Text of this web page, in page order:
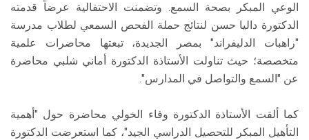
الوعي المبكر بصحة السمع. وتضمنت الاحتفالية عرضاً قدمته
الدكتورة داليا حسن لنتائج حملة الفحص السمعي لطلاب مدرسة
"راهبات الدليفراند" بمصر الجديدة، تبعتها محاضرات علمية
متخصصة؛ حيث تناولت الأستاذة الدكتورة أماني شلبي محاضرة
عن "السمع والتواصل في المدارس".
كما ألقت الأستاذة الدكتورة وفاء الخولي محاضرة حول "أهمية
التأهيل المبكر للتحصيل الدراسي الجيد"، كما استعرضت الدكتورة